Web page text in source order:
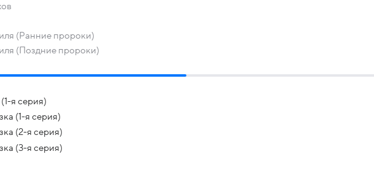
(Ранние пророки)
(Поздние пророки)
я серия)
(1-я серия)
(2-я серия)
(3-я серия)